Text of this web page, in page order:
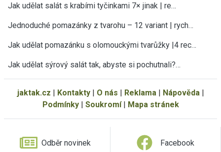
návod.
Všechny nové recepty, sezónní rady, tipy a návody
najdete v pravidelném JakTak zpravodaji ve své e-
mailové schránce. ZDARMA.
Vaše e-mailová adresa
Jak udělat salát s krabími tyčinkami 7× jinak | re…
Jednoduché pomazánky z tvarohu – 12 variant | rych…
Jak udělat pomazánku s olomouckými tvarůžky |4 rec…
Jak udělat sýrový salát tak, abyste si pochutnali?…
jaktak.cz | Kontakty| O nás | Reklama | Nápověda |
Podmínky| Soukromí| Mapa stránek
Odběr novinek Facebook